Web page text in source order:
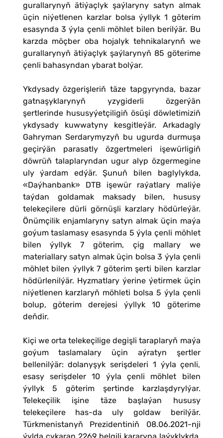
gurallarynyň ätiýaçlyk şaýlaryny satyn almak
üçin niýetlenen karzlar bolsa ýyllyk 1 göterim
esasynda 3 ýyla çenli möhlet bilen berilýär. Bu
karzda möçber oba hojalyk tehnikalarynň we
gurallarynyň ätiýaçlyk şaýlarynyň 85 göterime
çenli bahasyndan ybarat bolýar.
Ykdysady özgerişleriň täze tapgyrynda, bazar
gatnaşyklarynyň yzygiderli özgerýän
şertlerinde hususyýetçiligiň ösüşi döwletimiziň
ykdysady kuwwatyny kesgitleýär. Arkadagly
Gahryman Serdarymyzyň bu ugurda durmuşa
geçirýän parasatly özgertmeleri işewürligiň
döwrüň talaplaryndan ugur alyp özgermegine
uly ýardam edýär. Şunuň bilen baglylykda,
«Daýhanbank» DTB işewür raýatlary maliýe
taýdan goldamak maksady bilen, hususy
telekeçilere dürli görnüşli karzlary hödürleýär.
Önümçilik enjamlaryny satyn almak üçin maýa
goýum taslamasy esasynda 5 ýyla çenli möhlet
bilen ýyllyk 7 göterim, çig mallary we
materiallary satyn almak üçin bolsa 3 ýyla çenli
möhlet bilen ýyllyk 7 göterim şerti bilen karzlar
hödürlenilýär. Hyzmatlary ýerine ýetirmek üçin
niýetlenen karzlaryň möhleti bolsa 5 ýyla çenli
bolup, göterim derejesi ýyllyk 10 göterime
deňdir.
Kiçi we orta telekeçilige degişli taraplaryň maýa
goýum taslamalary üçin aýratyn şertler
bellenilýär: dolanyşyk serişdeleri 1 ýyla çenli,
esasy serişdeler 10 ýyla çenli möhlet bilen
ýyllyk 5 göterim şertinde karzlaşdyrylýar.
Telekeçilik işine täze başlaýan hususy
telekeçilere has-da uly goldaw berilýär.
Türkmenistanyň Prezidentiniň 08.06.2021-nji